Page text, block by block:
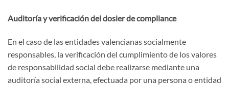
Auditoría y verificación del dosier de compliance
En el caso de las entidades valencianas socialmente
responsables, la verificación del cumplimiento de los valores
de responsabilidad social debe realizarse mediante una
auditoría social externa, efectuada por una persona o entidad